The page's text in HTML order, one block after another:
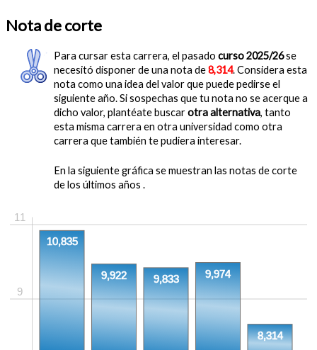
Nota de corte
Para cursar esta carrera, el pasado curso 2025/26se
necesitó disponer de una nota de8,314. Considera esta
nota como una idea del valor que puede pedirse el
siguiente año. Si sospechas que tu nota no se acerque a
dicho valor, plantéate buscarotra alternativa, tanto
esta misma carrera en otra universidad como otra
carrera que también te pudiera interesar.
En la siguiente gráfica se muestran las notas de corte
de los últimos años .
11
9
10,835
9,922 9,833 9,974
8,314